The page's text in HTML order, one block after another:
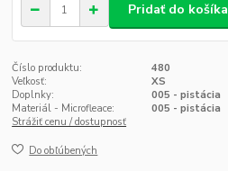
Pridať do košíka
Číslo produktu:
480
Veľkosť:
XS
Doplnky:
005 - pistácia
Materiál - Microfleace:
005 - pistácia
Strážiť cenu / dostupnosť
Do obľúbených